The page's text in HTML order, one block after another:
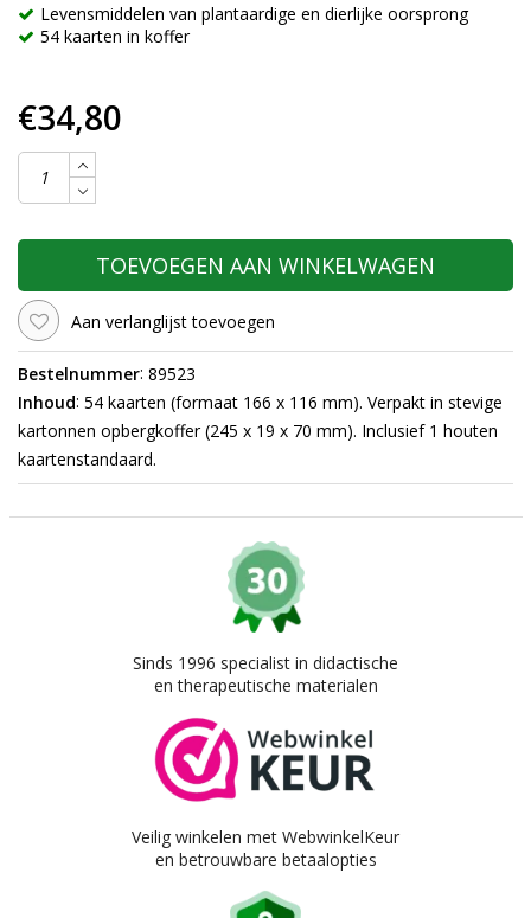
Levensmiddelen van plantaardige en dierlijke oorsprong
54 kaarten in koffer
€34,80
TOEVOEGEN AAN WINKELWAGEN
Aan verlanglijst toevoegen
Bestelnummer: 89523
Inhoud: 54 kaarten (formaat 166 x 116 mm). Verpakt in stevige
kartonnen opbergkoffer (245 x 19 x 70 mm). Inclusief 1 houten
kaartenstandaard.
Sinds 1996 specialist in didactische
en therapeutische materialen
Veilig winkelen met WebwinkelKeur
en betrouwbare betaalopties